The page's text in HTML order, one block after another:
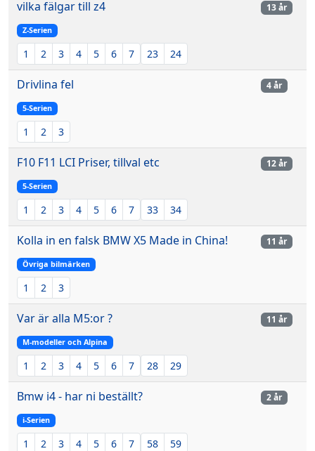
vilka fälgar till z4
Z-Serien
1 2 3 4 5 6 7 23 24
13 år
Drivlina fel
5-Serien
1 2 3
4 år
F10 F11 LCI Priser, tillval etc
5-Serien
1 2 3 4 5 6 7 33 34
12 år
Kolla in en falsk BMW X5 Made in China!
Övriga bilmärken
1 2 3
11 år
Var är alla M5:or ?
M-modeller och Alpina
1 2 3 4 5 6 7 28 29
11 år
Bmw i4 - har ni beställt?
i-Serien
1 2 3 4 5 6 7 58 59
2 år